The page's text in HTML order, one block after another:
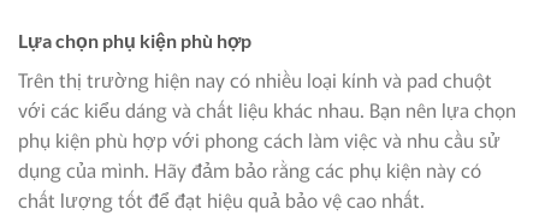
Lựa chọn phụ kiện phù hợp
Trên thị trường hiện nay có nhiều loại kính và pad chuột
với các kiểu dáng và chất liệu khác nhau. Bạn nên lựa chọn
phụ kiện phù hợp với phong cách làm việc và nhu cầu sử
dụng của mình. Hãy đảm bảo rằng các phụ kiện này có
chất lượng tốt để đạt hiệu quả bảo vệ cao nhất.